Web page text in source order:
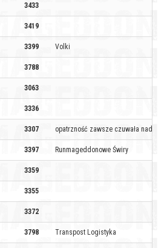
3433
3419
3399 Volki
3788
3063
3336
3307 opatrzność zawsze czuwała nad
3397 Runmageddonowe Świry
3359
3355
3372
3798 Transpost Logistyka